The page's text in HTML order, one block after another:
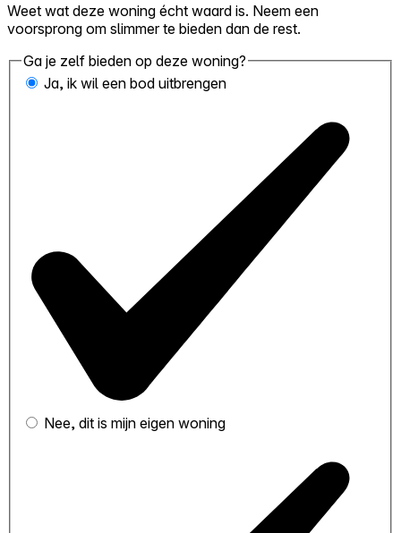
Weet wat deze woning écht waard is. Neem een
voorsprong om slimmer te bieden dan de rest.
Ga je zelf bieden op deze woning?
Ja, ik wil een bod uitbrengen
Nee, dit is mijn eigen woning